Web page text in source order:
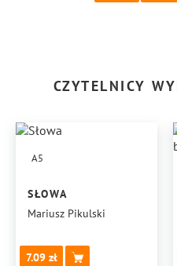
CZYTELNICY
A5
SŁOWA
Mariusz Pikulski
7.09